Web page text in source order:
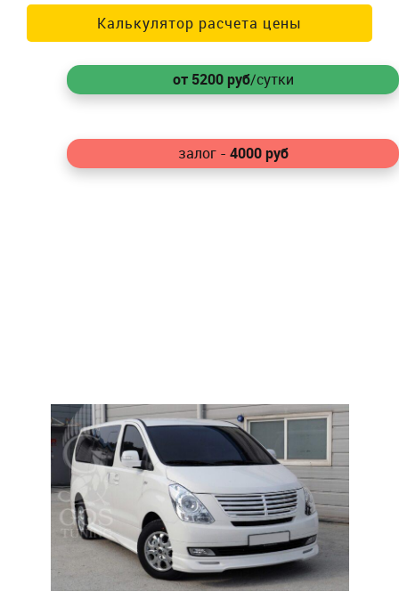
Калькулятор расчета цены
от 5200руб/сутки
залог - 4000руб